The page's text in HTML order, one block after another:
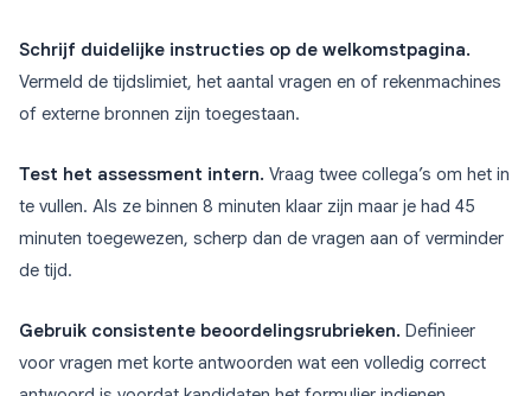
Schrijf duidelijke instructies op de welkomstpagina.
Vermeld de tijdslimiet, het aantal vragen en of rekenmachines
of externe bronnen zijn toegestaan.
Test het assessment intern. Vraag twee collega’s om het in
te vullen. Als ze binnen 8 minuten klaar zijn maar je had 45
minuten toegewezen, scherp dan de vragen aan of verminder
de tijd.
Gebruik consistente beoordelingsrubrieken. Definieer
voor vragen met korte antwoorden wat een volledig correct